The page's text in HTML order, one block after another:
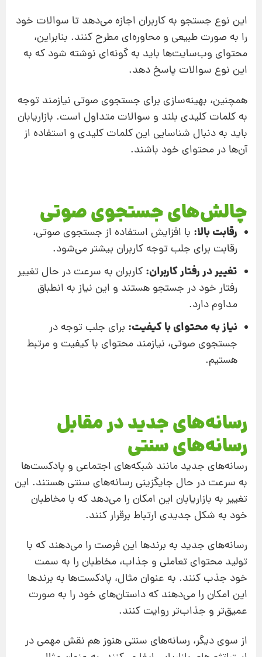
این نوع جستجو به کاربران اجازه می‌دهد تا سوالات خود
را به صورت طبیعی و محاوره‌ای مطرح کنند. بنابراین،
محتوای وب‌سایت‌ها باید به گونه‌ای نوشته شود که به
این نوع سوالات پاسخ دهد.
همچنین، بهینه‌سازی برای جستجوی صوتی نیازمند توجه
به کلمات کلیدی بلند و سوالات متداول است. بازاریابان
باید به دنبال شناسایی این کلمات کلیدی و استفاده از
آن‌ها در محتوای خود باشند.
چالش‌های جستجوی صوتی
رقابت بالا: با افزایش استفاده از جستجوی صوتی،
رقابت برای جلب توجه کاربران بیشتر می‌شود.
تغییر در رفتار کاربران: کاربران به سرعت در حال تغییر
رفتار خود در جستجو هستند و این نیاز به انطباق
مداوم دارد.
نیاز به محتوای با کیفیت: برای جلب توجه در
جستجوی صوتی، نیازمند محتوای با کیفیت و مرتبط
هستیم.
رسانه‌های جدید در مقابل
رسانه‌های سنتی
رسانه‌های جدید مانند شبکه‌های اجتماعی و پادکست‌ها
به سرعت در حال جایگزینی رسانه‌های سنتی هستند. این
تغییر به بازاریابان این امکان را می‌دهد که با مخاطبان
خود به شکل جدیدی ارتباط برقرار کنند.
رسانه‌های جدید به برندها این فرصت را می‌دهند که با
تولید محتوای تعاملی و جذاب، مخاطبان را به سمت
خود جذب کنند. به عنوان مثال، پادکست‌ها به برندها
این امکان را می‌دهند که داستان‌های خود را به صورت
عمیق‌تر و جذاب‌تر روایت کنند.
از سوی دیگر، رسانه‌های سنتی هنوز هم نقش مهمی در